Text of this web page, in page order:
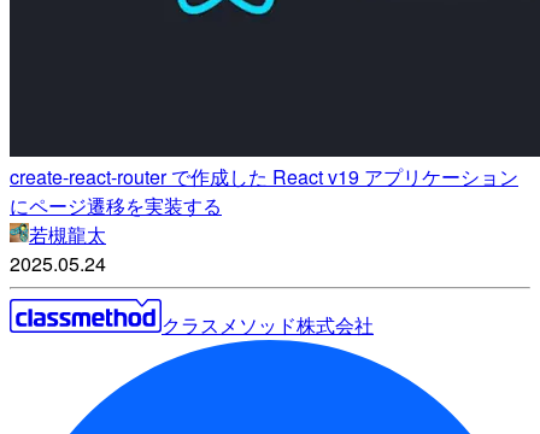
create-react-router で作成した React v19 アプリケーション
にページ遷移を実装する
若槻龍太
2025.05.24
クラスメソッド株式会社